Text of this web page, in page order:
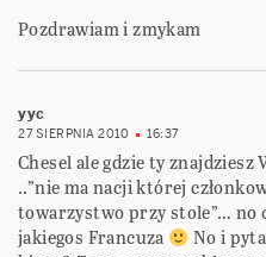
Pozdrawiam i zmykam
yyc
27 SIERPNIA 2010 16:37
Chesel ale gdzie ty
..”nie ma nacji której
towarzystwo przy stole”… no
jakiegos Francuza
No i